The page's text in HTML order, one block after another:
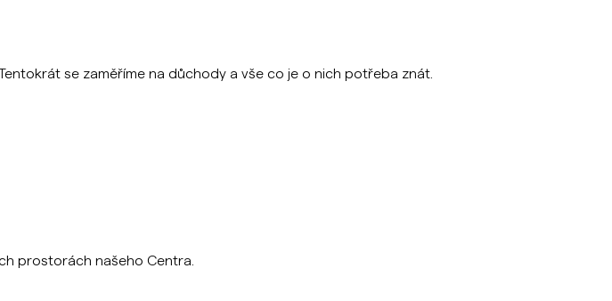
se zaměříme na důchody a vše co je o nich potřeba znát.
prostorách našeho Centra.